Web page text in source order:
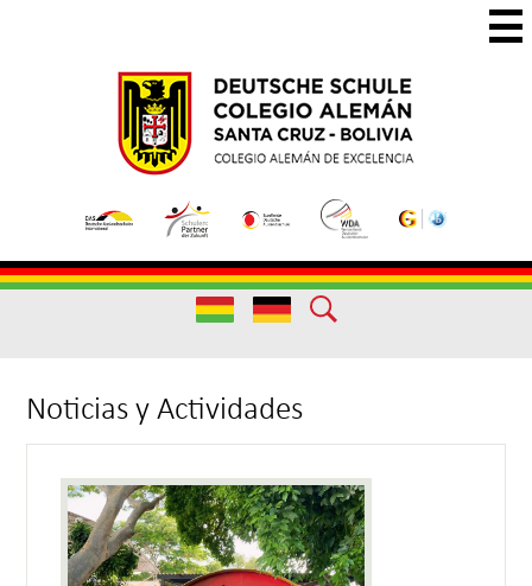
to
main
content
Colegio
Santa
Cruz
Colegio
de
Excelencia
Useful
Links
Useful
Noticias y Actividades